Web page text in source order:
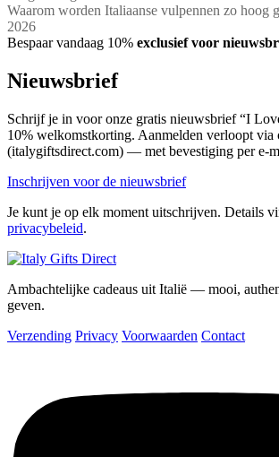
Waarom worden Italiaanse vulpennen zo hoog
2026
Bespaar vandaag 10% exclusief voor
Nieuwsbrief
Schrijf je in voor onze gratis nieuwsbrief “I
10% welkomstkorting. Aanmelden verloopt via
(italygiftsdirect.com) — met bevestiging per e-
Inschrijven voor de nieuwsbrief
Je kunt je op elk moment uitschrijven. Details
privacybeleid.
Ambachtelijke cadeaus uit Italië — mooi,
geven.
Verzending Privacy Voorwaarden Contact